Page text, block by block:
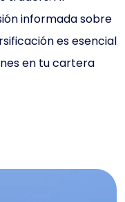
informada sobre
es esencial
en tu cartera